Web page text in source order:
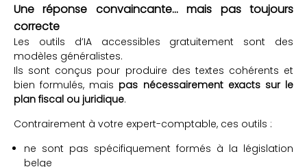
Une réponse convaincante… mais pas toujours
correcte
Les outils d’IA accessibles gratuitement sont des
modèles généralistes.
Ils sont conçus pour produire des textes cohérents et
bien formulés, mais pas nécessairement exacts sur le
plan fiscal ou juridique.
Contrairement à votre expert-comptable, ces outils :
ne sont pas spécifiquement formés à la législation
belge